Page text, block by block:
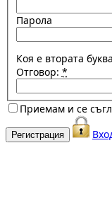
Парола
Коя е втората
Отговор: *
Приемам и се